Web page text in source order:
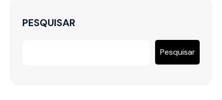
PESQUISAR
Pesquisar